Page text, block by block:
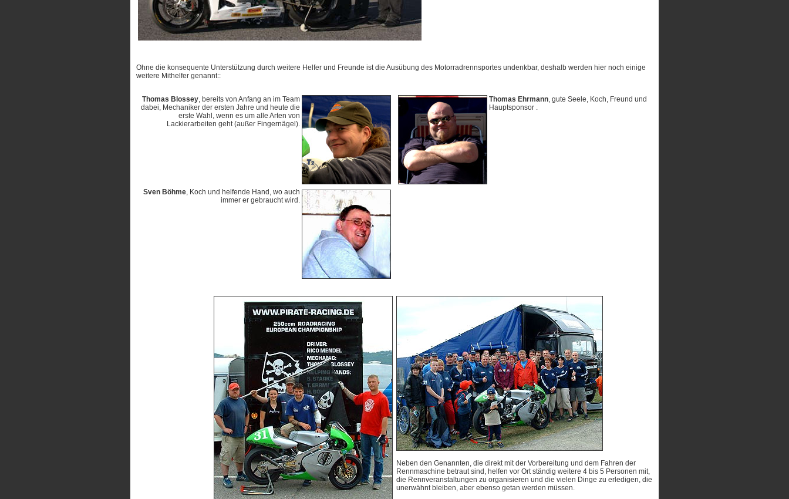
Ohne die konsequente Unterstützung durch weitere Helfer und Freunde ist die Ausübung des Motorradrennsportes undenkbar, deshalb werden hier noch einige
weitere Mithelfer genannt::
Thomas Blossey, bereits von Anfang an im Team
dabei, Mechaniker der ersten Jahre und heute die
erste Wahl, wenn es um alle Arten von
Lackierarbeiten geht (außer Fingernägel).
Thomas Ehrmann, gute Seele, Koch, Freund und
Hauptsponsor .
Sven Böhme, Koch und helfende Hand, wo auch
immer er gebraucht wird.
Neben den Genannten, die direkt mit der Vorbereitung und dem Fahren der
Rennmaschine betraut sind, helfen vor Ort ständig weitere 4 bis 5 Personen mit,
die Rennveranstaltungen zu organisieren und die vielen Dinge zu erledigen, die
unerwähnt bleiben, aber ebenso getan werden müssen.